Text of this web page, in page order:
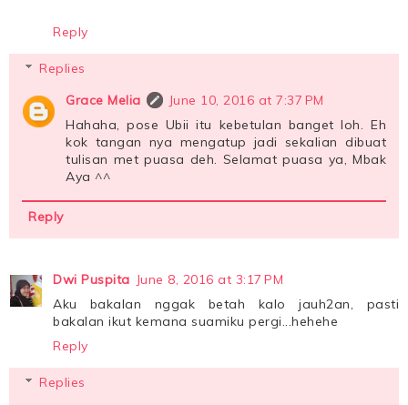
Reply
Replies
Grace Melia
June 10, 2016 at 7:37 PM
Hahaha, pose Ubii itu kebetulan banget loh. Eh
kok tangan nya mengatup jadi sekalian dibuat
tulisan met puasa deh. Selamat puasa ya, Mbak
Aya ^^
Reply
Dwi Puspita June 8, 2016 at 3:17 PM
Aku bakalan nggak betah kalo jauh2an, pasti
bakalan ikut kemana suamiku pergi...hehehe
Reply
Replies